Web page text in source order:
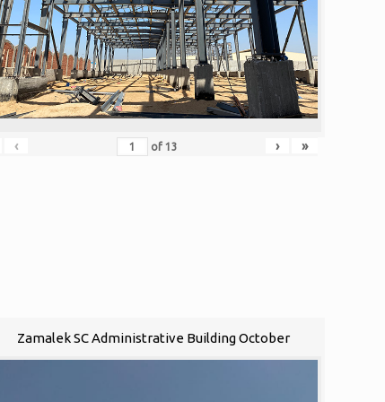
‹ of 13 › »
Zamalek SC Administrative Building October